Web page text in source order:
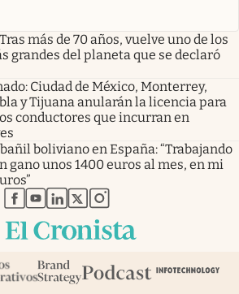
Tras más de 70 años, vuelve uno de los
grandes del planeta que se declaró
Ciudad de México, Monterrey,
y Tijuana anularán la licencia para
conductores que incurran en
boliviano en España: “Trabajando
gano unos 1400 euros al mes, en mi
abre en nueva pestaña
abre en nueva pestaña
abre en nueva pestaña
abre en nueva pestaña
abre en nueva pestaña